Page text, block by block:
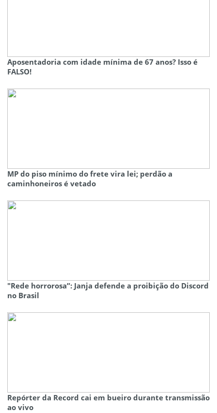
Aposentadoria com idade mínima de 67 anos? Isso é
FALSO!
MP do piso mínimo do frete vira lei; perdão a
caminhoneiros é vetado
"Rede horrorosa”: Janja defende a proibição do Discord
no Brasil
Repórter da Record cai em bueiro durante transmissão
ao vivo